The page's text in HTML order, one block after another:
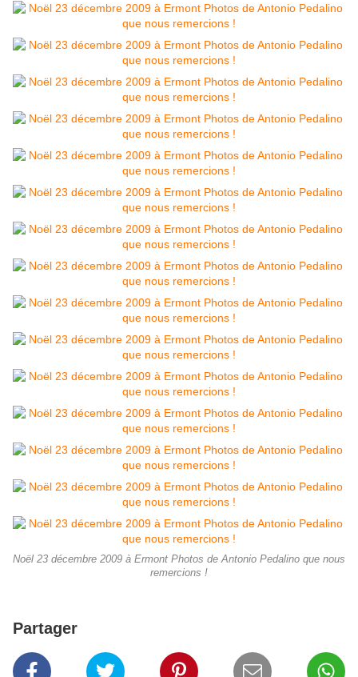
Noël 23 décembre 2009 à Ermont Photos de Antonio Pedalino que nous
remercions !
Partager